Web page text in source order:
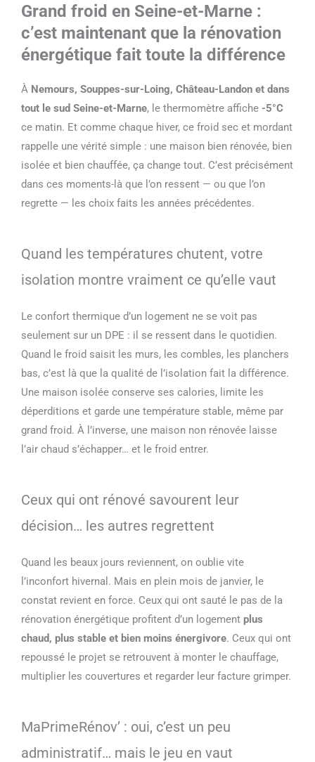
Grand froid en Seine-et-Marne :
c’est maintenant que la rénovation
énergétique fait toute la différence
À Nemours, Souppes-sur-Loing, Château-Landon et dans
tout le sud Seine-et-Marne, le thermomètre affiche -5°C
ce matin. Et comme chaque hiver, ce froid sec et mordant
rappelle une vérité simple : une maison bien rénovée, bien
isolée et bien chauffée, ça change tout. C’est précisément
dans ces moments-là que l’on ressent — ou que l’on
regrette — les choix faits les années précédentes.
Quand les températures chutent, votre
isolation montre vraiment ce qu’elle vaut
Le confort thermique d’un logement ne se voit pas
seulement sur un DPE : il se ressent dans le quotidien.
Quand le froid saisit les murs, les combles, les planchers
bas, c’est là que la qualité de l’isolation fait la différence.
Une maison isolée conserve ses calories, limite les
déperditions et garde une température stable, même par
grand froid. À l’inverse, une maison non rénovée laisse
l’air chaud s’échapper… et le froid entrer.
Ceux qui ont rénové savourent leur
décision… les autres regrettent
Quand les beaux jours reviennent, on oublie vite
l’inconfort hivernal. Mais en plein mois de janvier, le
constat revient en force. Ceux qui ont sauté le pas de la
rénovation énergétique profitent d’un logement plus
chaud, plus stable et bien moins énergivore. Ceux qui ont
repoussé le projet se retrouvent à monter le chauffage,
multiplier les couvertures et regarder leur facture grimper.
MaPrimeRénov’ : oui, c’est un peu
administratif… mais le jeu en vaut